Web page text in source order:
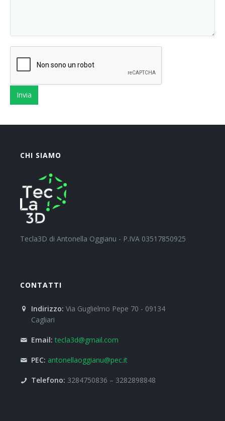
CHI SIAMO
Tecla3D di Antonella Oggianu - P.IVA 03517850925
CONTATTI
Indirizzo: Via Guglielmo Pepe 70 - 09134
Cagliari
Email: tecla3d@gmail.com
PEC: antonellaoggianu@pec.it
Telefono: 3284750836 – 3282898848